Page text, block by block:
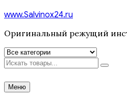
www.Salvinox24.ru
Оригинальный режущий
Искать
Меню